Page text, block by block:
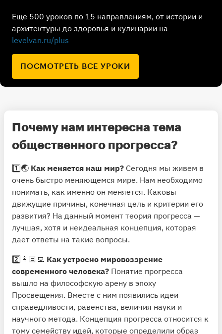
Еще 500 уроков по 15 направлениям, от истории и
архитектуры до здоровья и кулинарии на
levelvan.ru/plus
ПОСМОТРЕТЬ ВСЕ УРОКИ
Почему нам интересна тема
общественного прогресса?
1️⃣🌏 Как меняется наш мир? Сегодня мы живем в
очень быстро меняющемся мире. Нам необходимо
понимать, как именно он меняется. Каковы
движущие причины, конечная цель и критерии его
развития? На данный момент теория прогресса —
лучшая, хотя и неидеальная концепция, которая
дает ответы на такие вопросы.
2️⃣👩🏻‍💻 Как устроено мировоззрение
современного человека? Понятие прогресса
вышло на философскую арену в эпоху
Просвещения. Вместе с ним появились идеи
справедливости, равенства, величия науки и
научного метода. Концепция прогресса относится к
тому семейству идей, которые определили образ